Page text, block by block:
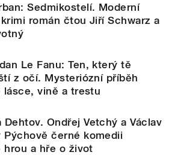
Sedmikostelí. Moderní
román čtou Jiří Schwarz a
Le Fanu: Ten, který tě
z očí. Mysteriózní příběh
lásce, vině a trestu
Dehtov. Ondřej Vetchý a Václav
Pýchově černé komedii
hrou a hře o život